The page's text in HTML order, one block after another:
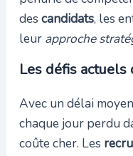
des candidats, les
leur approche
Les défis
Avec un délai
chaque jour perdu
coûte cher. Les